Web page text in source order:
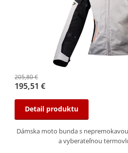
205,80 €
195,51 €
Detail produktu
Dámska moto bunda s
a vyberateľnou